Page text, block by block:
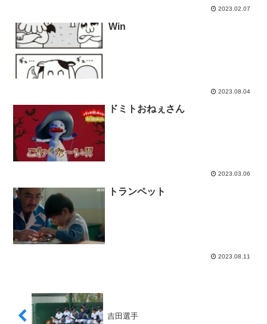
2023.02.07
Win
2023.08.04
ドミトおねぇさん
2023.03.06
トランペット
2023.08.11
吉田選手